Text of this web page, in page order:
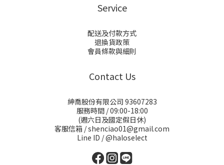
Service
配送及付款方式
退換貨政策
會員條款與細則
Contact Us
紳喬股份有限公司 93607283
服務時間 / 09:00-18:00
(週六日及國定假日休)
客服信箱 / shenciao01@gmail.com
Line ID / @haloselect